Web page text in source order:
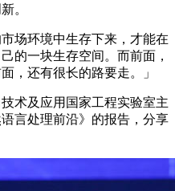
。
环境中生存下来，才能在
的一块生存空间。而前面，
，还有很长的路要走。」
及应用国家工程实验室主
言处理前沿》的报告，分享